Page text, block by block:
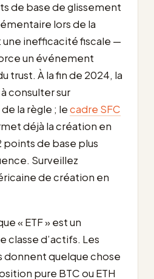
de base de glissement
lors de la
inefficacité fiscale —
un événement
trust. À la fin de 2024, la
consulter sur
la règle ; lecadre SFC
déjà la création en
points de base plus
Surveillez
de création en
« ETF » est un
classe d’actifs. Les
donnent quelque chose
pure BTC ou ETH